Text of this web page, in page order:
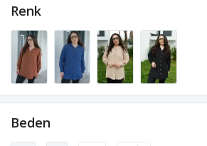
Renk
Beden